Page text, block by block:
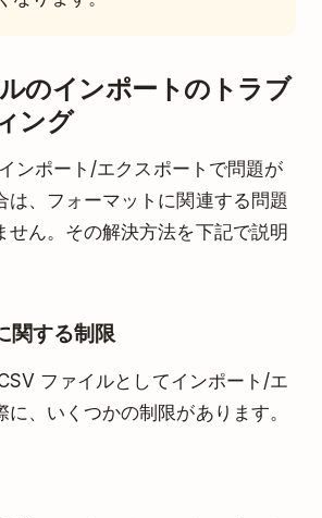
のインポートのトラブ
ング
ンポート/エクスポートで問題が
は、フォーマットに関連する問題
せん。その解決方法を下記で説明
関する制限
ファイルとしてインポート/エ
に、いくつかの制限があります。